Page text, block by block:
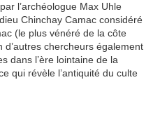
l’archéologue Max Uhle
Chinchay Camac considéré
(le plus vénéré de la côte
chercheurs également
dans l’ère lointaine de la
qui révèle l’antiquité du culte